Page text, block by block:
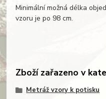
Minimální možná délka
vzoru je po 98 cm.
Zboží zařazeno v
Metráž vzory k potisku